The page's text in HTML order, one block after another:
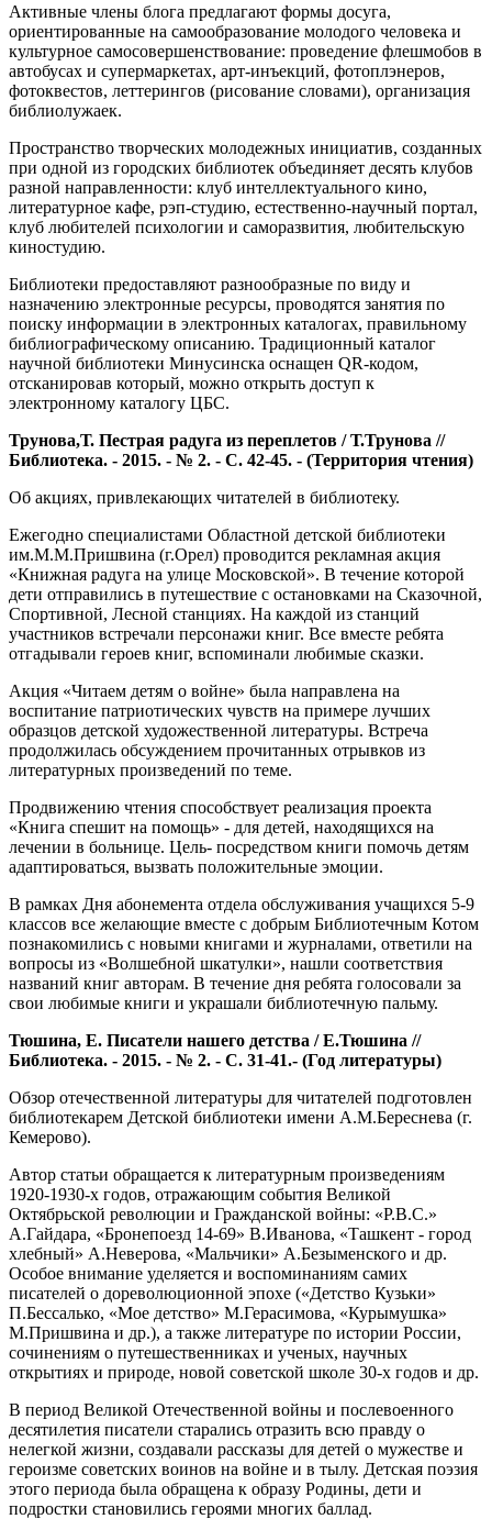
Активные члены блога предлагают формы досуга,
ориентированные на самообразование молодого человека и
культурное самосовершенствование: проведение флешмобов в
автобусах и супермаркетах, арт-инъекций, фотоплэнеров,
фотоквестов, леттерингов (рисование словами), организация
библиолужаек.
Пространство творческих молодежных инициатив, созданных
при одной из городских библиотек объединяет десять клубов
разной направленности: клуб интеллектуального кино,
литературное кафе, рэп-студию, естественно-научный портал,
клуб любителей психологии и саморазвития, любительскую
киностудию.
Библиотеки предоставляют разнообразные по виду и
назначению электронные ресурсы, проводятся занятия по
поиску информации в электронных каталогах, правильному
библиографическому описанию. Традиционный каталог
научной библиотеки Минусинска оснащен QR-кодом,
отсканировав который, можно открыть доступ к
электронному каталогу ЦБС.
Трунова,Т. Пестрая радуга из переплетов / Т.Трунова //
Библиотека. - 2015. - № 2. - С. 42-45. - (Территория чтения)
Об акциях, привлекающих читателей в библиотеку.
Ежегодно специалистами Областной детской библиотеки
им.М.М.Пришвина (г.Орел) проводится рекламная акция
«Книжная радуга на улице Московской». В течение которой
дети отправились в путешествие с остановками на Сказочной,
Спортивной, Лесной станциях. На каждой из станций
участников встречали персонажи книг. Все вместе ребята
отгадывали героев книг, вспоминали любимые сказки.
Акция «Читаем детям о войне» была направлена на
воспитание патриотических чувств на примере лучших
образцов детской художественной литературы. Встреча
продолжилась обсуждением прочитанных отрывков из
литературных произведений по теме.
Продвижению чтения способствует реализация проекта
«Книга спешит на помощь» - для детей, находящихся на
лечении в больнице. Цель- посредством книги помочь детям
адаптироваться, вызвать положительные эмоции.
В рамках Дня абонемента отдела обслуживания учащихся 5-9
классов все желающие вместе с добрым Библиотечным Котом
познакомились с новыми книгами и журналами, ответили на
вопросы из «Волшебной шкатулки», нашли соответствия
названий книг авторам. В течение дня ребята голосовали за
свои любимые книги и украшали библиотечную пальму.
Тюшина, Е. Писатели нашего детства / Е.Тюшина //
Библиотека. - 2015. - № 2. - С. 31-41.- (Год литературы)
Обзор отечественной литературы для читателей подготовлен
библиотекарем Детской библиотеки имени А.М.Береснева (г.
Кемерово).
Автор статьи обращается к литературным произведениям
1920-1930-х годов, отражающим события Великой
Октябрьской революции и Гражданской войны: «Р.В.С.»
А.Гайдара, «Бронепоезд 14-69» В.Иванова, «Ташкент - город
хлебный» А.Неверова, «Мальчики» А.Безыменского и др.
Особое внимание уделяется и воспоминаниям самих
писателей о дореволюционной эпохе («Детство Кузьки»
П.Бессалько, «Мое детство» М.Герасимова, «Курымушка»
М.Пришвина и др.), а также литературе по истории России,
сочинениям о путешественниках и ученых, научных
открытиях и природе, новой советской школе 30-х годов и др.
В период Великой Отечественной войны и послевоенного
десятилетия писатели старались отразить всю правду о
нелегкой жизни, создавали рассказы для детей о мужестве и
героизме советских воинов на войне и в тылу. Детская поэзия
этого периода была обращена к образу Родины, дети и
подростки становились героями многих баллад.